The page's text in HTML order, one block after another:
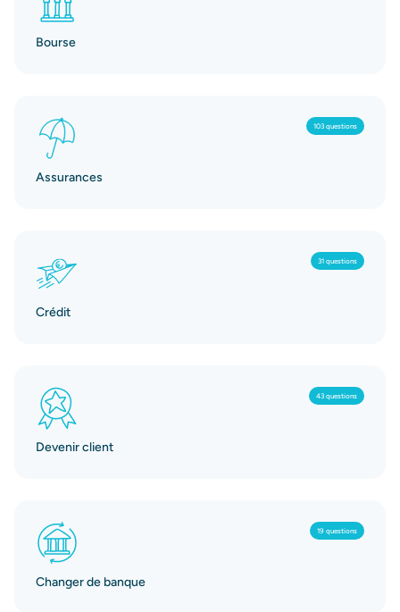
Bourse
103 questions
Assurances
31 questions
Crédit
43 questions
Devenir client
19 questions
Changer de banque